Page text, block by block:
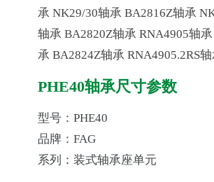
承 NK29/30轴承 BA2816Z轴承
轴承 BA2820Z轴承 RNA4905轴承
承 BA2824Z轴承 RNA4905.2RS
PHE40轴承尺寸参数
型号：PHE40
品牌：FAG
系列：装式轴承座单元